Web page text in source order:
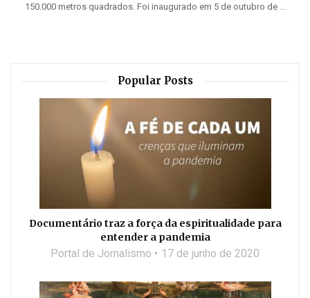
150.000 metros quadrados. Foi inaugurado em 5 de outubro de ...
Popular Posts
Documentário traz a força da espiritualidade para
entender a pandemia
Portal de Jornalismo 17 de junho de 2020